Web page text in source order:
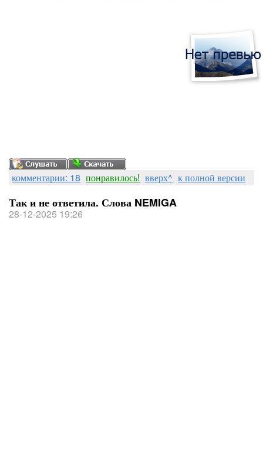
комментарии: 18 понравилось! вверх^ к полной версии
Так и не ответила. Слова NEMIGA
28-12-2025 19:26